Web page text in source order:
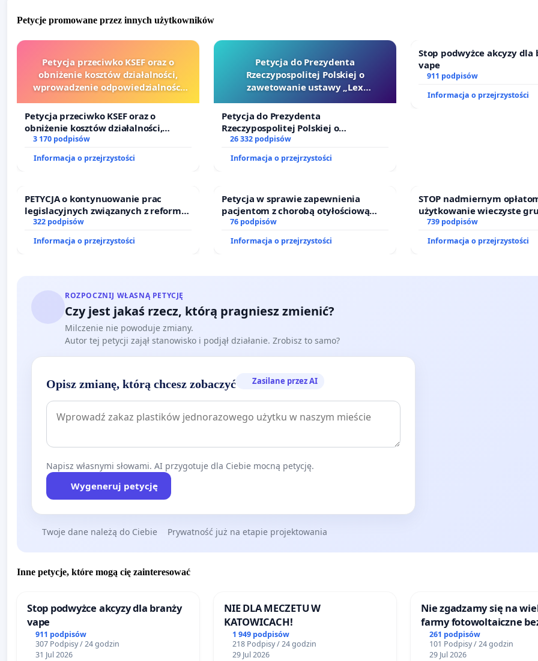
Petycje promowane przez innych użytkowników
Petycja przeciwko KSEF oraz o
obniżenie kosztów działalności,
wprowadzenie odpowiedzialności
sędziów
Petycja przeciwko KSEF oraz o
obniżenie kosztów działalności,
wprowadzenie odpowiedzialności
sędziów
3 170 podpisów
Informacja o przejrzystości
Petycja do Prezydenta
Rzeczypospolitej Polskiej o
zawetowanie ustawy „Lex
Petycja do Prezydenta
Rzeczypospolitej Polskiej o
zawetowanie ustawy „Lex Szarlatan”
26 332 podpisów
Informacja o przejrzystości
Stop podwyżce akcyzy dla
vape
911 podpisów
Informacja o przejrzystości
PETYCJA o kontynuowanie prac
legislacyjnych związanych z reformą
prawa rodzinnego
322 podpisów
Informacja o przejrzystości
Petycja w sprawie zapewnienia
pacjentom z chorobą otyłościową
dostępu do kompleksowego leczenia
76 podpisów
Informacja o przejrzystości
STOP nadmiernym
użytkowanie wieczyste
zajmowanych przez
739 podpisów
Informacja o przejrzystości
ROZPOCZNIJ WŁASNĄ PETYCJĘ
Czy jest jakaś rzecz, którą pragniesz zmienić?
Milczenie nie powoduje zmiany.
Autor tej petycji zajął stanowisko i podjął działanie. Zrobisz to samo?
Opisz zmianę, którą chcesz zobaczyć Zasilane przez AI
Napisz własnymi słowami. AI przygotuje dla Ciebie mocną petycję.
Wygeneruj petycję
Twoje dane należą do Ciebie Prywatność już na etapie projektowania
Inne petycje, które mogą cię zainteresować
Stop podwyżce akcyzy dla branży
vape
911 podpisów
307 Podpisy / 24 godzin
31 Jul 2026
NIE DLA MECZETU W
KATOWICACH!
1 949 podpisów
218 Podpisy / 24 godzin
29 Jul 2026
Nie zgadzamy się na
farmy fotowoltaiczne
rzetelnych analiz i
mieszkańców
261 podpisów
101 Podpisy / 24 godzin
29 Jul 2026